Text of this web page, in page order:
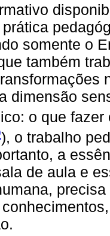
somente o
também
dimensão
o que
), o trabalho
a
de aula e